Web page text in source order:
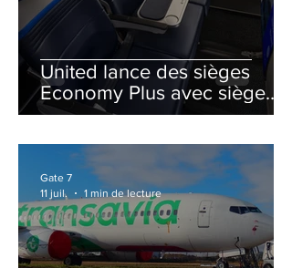
United lance des sièges
Economy Plus avec siège
central neutralisé
Gate 7
11 juil.
1 min de lecture